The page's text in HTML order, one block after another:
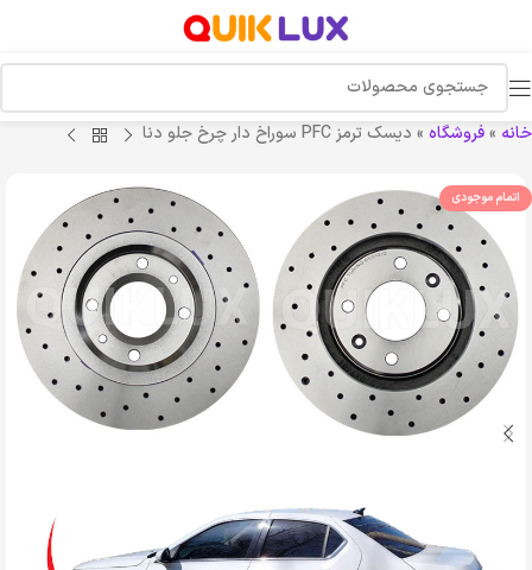
خانه »فروشگاه » دیسک ترمز PFC سوراخ دار چرخ جلو دنا
اتمام موجودی